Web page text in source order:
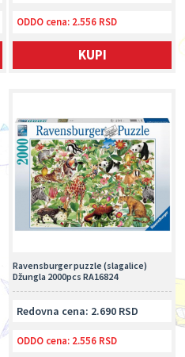
ODDO cena: 2.556 RSD
KUPI
Ravensburger puzzle (slagalice)
Džungla 2000pcs RA16824
Redovna cena: 2.690 RSD
ODDO cena: 2.556 RSD